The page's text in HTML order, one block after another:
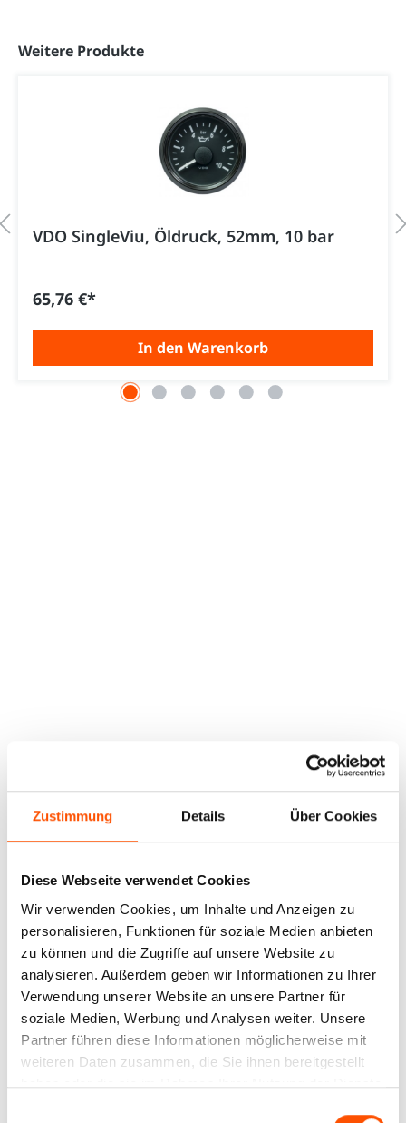
Zustimmung Details Über Cookies
Diese Webseite verwendet Cookies
Wir verwenden Cookies, um Inhalte und Anzeigen zu
personalisieren, Funktionen für soziale Medien anbieten
zu können und die Zugriffe auf unsere Website zu
analysieren. Außerdem geben wir Informationen zu Ihrer
Verwendung unserer Website an unsere Partner für
soziale Medien, Werbung und Analysen weiter. Unsere
Partner führen diese Informationen möglicherweise mit
weiteren Daten zusammen, die Sie ihnen bereitgestellt
haben oder die sie im Rahmen Ihrer Nutzung der Dienste
Produktgalerie überspringen
Weitere Produkte
VDO SingleViu, Öldruck, 52mm, 10 bar
65,76 €*
In den Warenkorb